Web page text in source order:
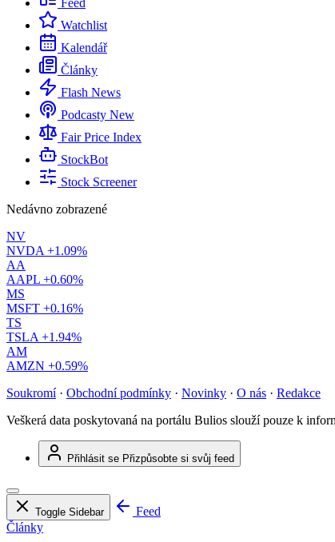
Feed
Watchlist
Kalendář
Články
Flash News
Podcasty New
Fair Price Index
StockBot
Stock Screener
Nedávno zobrazené
NV
NVDA +1.09%
AA
AAPL +0.60%
MS
MSFT +0.16%
TS
TSLA +1.94%
AM
AMZN +0.59%
Soukromí · Obchodní podmínky · Novinky · O nás · Redakce
Veškerá data poskytovaná na portálu Bulios slouží pouze k
Přihlásit se Přizpůsobte si svůj feed
Toggle Sidebar
Feed
Články